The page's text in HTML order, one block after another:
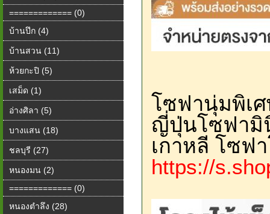
============= (0)
บ้านปึก (4)
บ้านสวน (11)
ห้วยกะปิ (5)
เสม็ด (1)
อ่างศิลา (5)
บางแสน (18)
ชลบุรี (27)
หนองมน (2)
============= (0)
หนองตำลึง (28)
โซฟานุ่มพิเ
ญี่ปุ่นโซฟามิ
เกาหลี โซฟ
https://